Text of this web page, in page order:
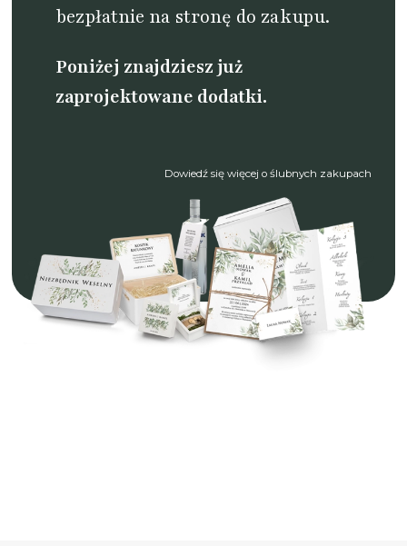
bezpłatnie na stronę do zakupu.
Poniżej znajdziesz już
zaprojektowane dodatki.
Dowiedź się więcej o ślubnych zakupach